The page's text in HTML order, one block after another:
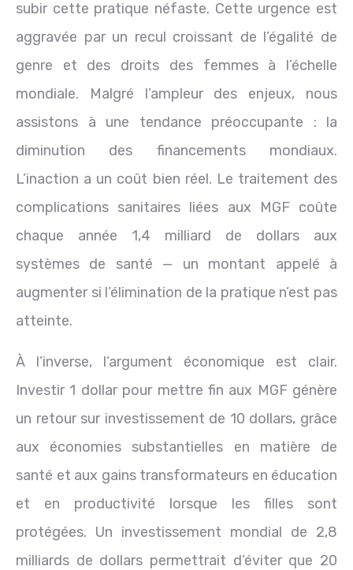
subir cette pratique néfaste. Cette urgence est
aggravée par un recul croissant de l’égalité de
genre et des droits des femmes à l’échelle
mondiale. Malgré l’ampleur des enjeux, nous
assistons à une tendance préoccupante : la
diminution des financements mondiaux.
L’inaction a un coût bien réel. Le traitement des
complications sanitaires liées aux MGF coûte
chaque année 1,4 milliard de dollars aux
systèmes de santé — un montant appelé à
augmenter si l’élimination de la pratique n’est pas
atteinte.
À l’inverse, l’argument économique est clair.
Investir 1 dollar pour mettre fin aux MGF génère
un retour sur investissement de 10 dollars, grâce
aux économies substantielles en matière de
santé et aux gains transformateurs en éducation
et en productivité lorsque les filles sont
protégées. Un investissement mondial de 2,8
milliards de dollars permettrait d’éviter que 20